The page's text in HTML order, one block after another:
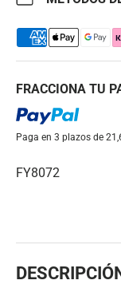
FRACCIONA TU
Paga en 3 plazos de
FY8072